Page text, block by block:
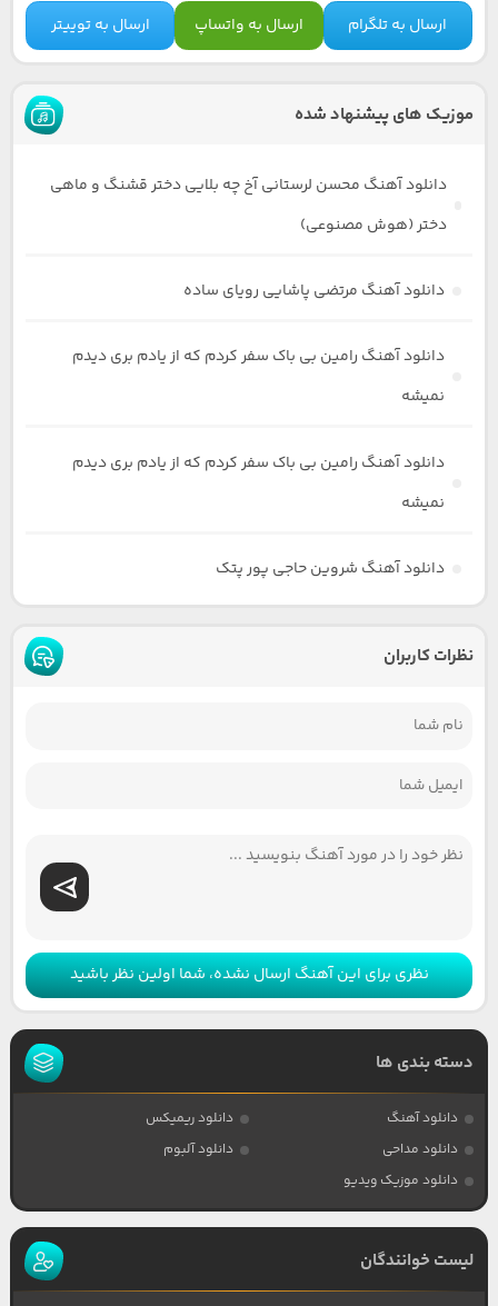
ارسال به تلگرام ارسال به واتساپ ارسال به توییتر
موزیک های پیشنهاد شده
دانلود آهنگ محسن لرستانی آخ چه بلایی دختر قشنگ و ماهی
دختر (هوش مصنوعی)
دانلود آهنگ مرتضی پاشایی رویای ساده
دانلود آهنگ رامین بی باک سفر کردم که از یادم بری دیدم
نمیشه
دانلود آهنگ رامین بی باک سفر کردم که از یادم بری دیدم
نمیشه
دانلود آهنگ شروین حاجی پور پتک
نظرات کاربران
نظری برای این آهنگ ارسال نشده، شما اولین نظر باشید
دسته بندی ها
دانلود آهنگ
دانلود ریمیکس
دانلود مداحی
دانلود آلبوم
دانلود موزیک ویدیو
لیست خوانندگان